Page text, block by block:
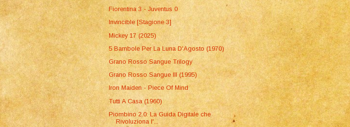
Fiorentina 3 - Juventus 0
Invincible [Stagione 3]
Mickey 17 (2025)
5 Bambole Per La Luna D'Agosto (1970)
Grano Rosso Sangue Trilogy
Grano Rosso Sangue III (1995)
Iron Maiden - Piece Of Mind
Tutti A Casa (1960)
Piombino 2.0: La Guida Digitale che
Rivoluziona l'...